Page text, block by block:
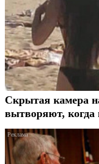
Скрытая камера
вытворяют, когда